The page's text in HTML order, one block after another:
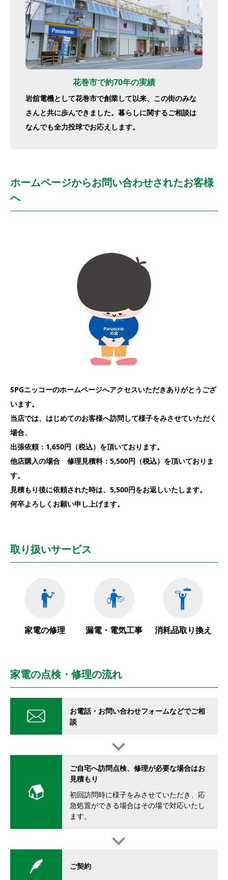
花巻市で約70年の実績
岩舘電機として花巻市で創業して以来、この街のみな
さんと共に歩んできました。暮らしに関するご相談は
なんでも全力投球でお応えします。
ホームページからお問い合わせされたお客様
へ
SPGニッコーのホームページへアクセスいただきありがとうござ
います。
当店では、はじめてのお客様へ訪問して様子をみさせていただく
場合、
出張依頼：1,650円（税込）を頂いております。
他店購入の場合 修理見積料：5,500円（税込）を頂いておりま
す。
見積もり後に依頼された時は、5,500円をお返しいたします。
何卒よろしくお願い申し上げます。
取り扱いサービス
家電の修理 漏電・電気工事 消耗品取り換え
家電の点検・修理の流れ
お電話・お問い合わせフォームなどでご相
談
ご自宅へ訪問点検、修理が必要な場合はお
見積もり
初回訪問時に様子をみさせていただき、応
急処置ができる場合はその場で対応いたし
ます。
ご契約